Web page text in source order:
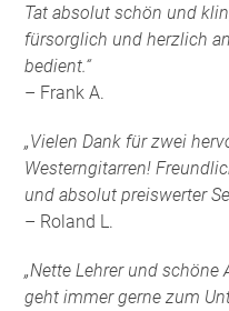
Tat absolut schön und
fürsorglich und herzlich
bedient.“
– Frank A.
„Vielen Dank für zwei
Westerngitarren!
und absolut preiswerter
– Roland L.
„Nette Lehrer und
geht immer gerne zum